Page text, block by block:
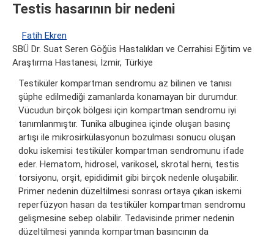
Testis hasarının bir nedeni
Fatih Ekren
SBÜ Dr. Suat Seren Göğüs Hastalıkları ve Cerrahisi Eğitim ve
Araştırma Hastanesi, İzmir, Türkiye
Testiküler kompartman sendromu az bilinen ve tanısı
şüphe edilmediği zamanlarda konamayan bir durumdur.
Vücudun birçok bölgesi için kompartman sendromu iyi
tanımlanmıştır. Tunika albuginea içinde oluşan basınç
artışı ile mikrosirkülasyonun bozulması sonucu oluşan
doku iskemisi testiküler kompartman sendromunu ifade
eder. Hematom, hidrosel, varikosel, skrotal herni, testis
torsiyonu, orşit, epididimit gibi birçok nedenle oluşabilir.
Primer nedenin düzeltilmesi sonrası ortaya çıkan iskemi
reperfüzyon hasarı da testiküler kompartman sendromu
gelişmesine sebep olabilir. Tedavisinde primer nedenin
düzeltilmesi yanında kompartman basıncının da